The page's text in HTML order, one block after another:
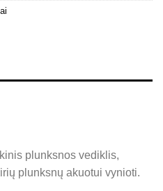
plunksnos vediklis,
plunksnų akuotui vynioti.